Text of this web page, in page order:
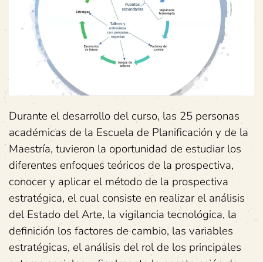
Durante el desarrollo del curso, las 25 personas
académicas de la Escuela de Planificación y de la
Maestría, tuvieron la oportunidad de estudiar los
diferentes enfoques teóricos de la prospectiva,
conocer y aplicar el método de la prospectiva
estratégica, el cual consiste en realizar el análisis
del Estado del Arte, la vigilancia tecnológica, la
definición los factores de cambio, las variables
estratégicas, el análisis del rol de los principales